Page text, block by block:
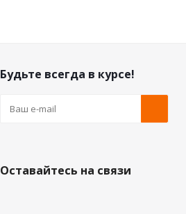
Будьте всегда в курсе!
Оставайтесь на связи